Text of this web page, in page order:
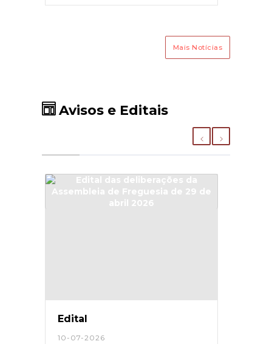
socorrer pessoas e bens em
ocorrem.--> INSCRIÇÕES AQUI
Mais Notícias
Avisos e Editais
Edital
10-07-2026